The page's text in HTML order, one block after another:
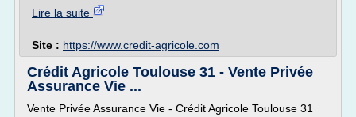
Lire la suite
Site : https://www.credit-agricole.com
Crédit Agricole Toulouse 31 - Vente Privée
Assurance Vie ...
Vente Privée Assurance Vie - Crédit Agricole Toulouse 31